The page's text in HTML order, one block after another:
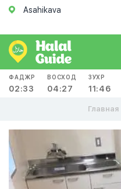
Asahikava
ФАДЖР
02:33
ВОСХОД
04:27
ЗУХР
11:46
Главная